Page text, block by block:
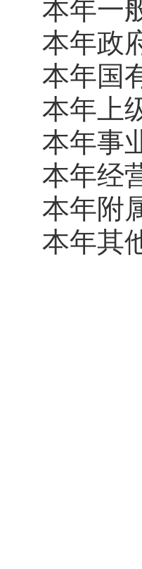
本年一
本年政
本年国
本年上
本年事
本年经
本年附
本年其